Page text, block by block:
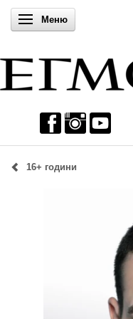
Включи навигацията
Меню
16+ години